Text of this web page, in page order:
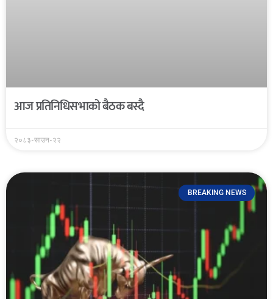
आज प्रतिनिधिसभाको बैठक बस्दै
२०८३-साउन-२२
BREAKING NEWS